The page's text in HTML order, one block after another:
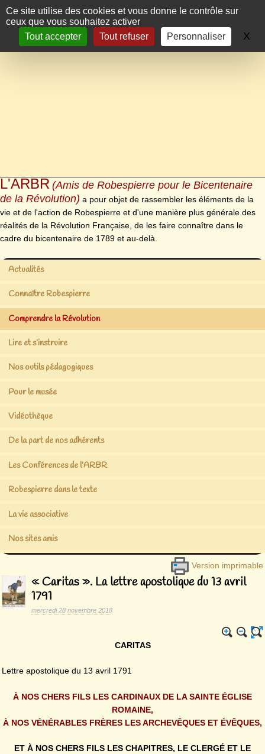
Panneau de gestion des cookies
Ce site utilise des cookies et vous donne le contrôle sur
ceux que vous souhaitez activer
Tout accepter
Tout refuser Personnaliser X
L'ARBR (Amis de Robespierre pour le Bicentenaire
de la Révolution) a pour objet de rassembler les éléments de la
vie et de l'action de Robespierre et d'une manière plus générale des
réalités de la Révolution Française, de les faire connaître dans le
cadre du bicentenaire de 1789 et au-delà.
Actualités
Connaître Robespierre
Comprendre la Révolution
Lire et s’instruire
Nos outils pédagogiques
Pour le musée
Vidéothèque
De la part de nos adhérents
Les Conférences de l’ARBR
Robespierre dans le texte
La vie associative
Nos sites amis
Version imprimable
« Caritas ». La lettre apostolique du 13 avril
1791
mercredi 28 novembre 2018
CARITAS
Lettre apostolique du 13 avril 1791
À NOS CHERS FILS LES CARDINAUX DE LA SAINTE ÉGLISE
ROMAINE,
À NOS VÉNÉRABLES FRÈRES LES ARCHEVÊQUES ET ÉVÊQUES,
ET À NOS CHERS FILS LES CHAPITRES, LE CLERGÉ ET LE